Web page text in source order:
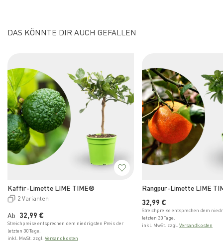
DAS KÖNNTE DIR AUCH GEFALLEN
Kaffir-Limette LIME TIME®
2 Varianten
Ab Normaler Preis
32,99 €
Streichpreise entsprechen dem niedrigsten Preis der
letzten 30 Tage.
inkl. MwSt. zzgl. Versandkosten
Rangpur-Limette LIME
Normaler Preis
32,99 €
Streichpreise entsprechen dem
letzten 30 Tage.
inkl. MwSt. zzgl. Versandkosten